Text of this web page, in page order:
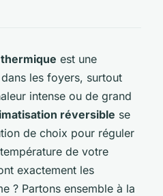
est une
les foyers, surtout
intense ou de grand
réversible se
de choix pour réguler
de votre
exactement les
? Partons ensemble à la